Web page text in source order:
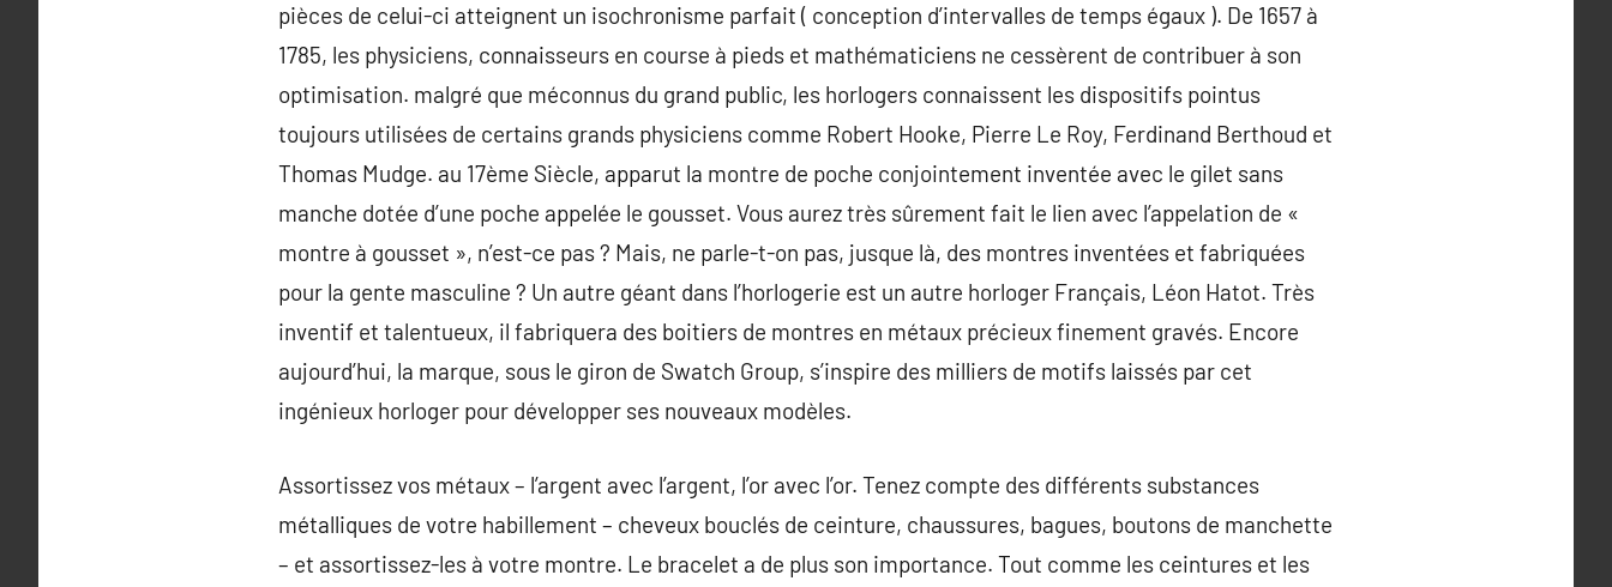
pièces de celui-ci atteignent un isochronisme parfait ( conception d’intervalles de temps égaux ). De 1657 à
1785, les physiciens, connaisseurs en course à pieds et mathématiciens ne cessèrent de contribuer à son
optimisation. malgré que méconnus du grand public, les horlogers connaissent les dispositifs pointus
toujours utilisées de certains grands physiciens comme Robert Hooke, Pierre Le Roy, Ferdinand Berthoud et
Thomas Mudge. au 17ème Siècle, apparut la montre de poche conjointement inventée avec le gilet sans
manche dotée d’une poche appelée le gousset. Vous aurez très sûrement fait le lien avec l’appelation de «
montre à gousset », n’est-ce pas ? Mais, ne parle-t-on pas, jusque là, des montres inventées et fabriquées
pour la gente masculine ? Un autre géant dans l’horlogerie est un autre horloger Français, Léon Hatot. Très
inventif et talentueux, il fabriquera des boitiers de montres en métaux précieux finement gravés. Encore
aujourd’hui, la marque, sous le giron de Swatch Group, s’inspire des milliers de motifs laissés par cet
ingénieux horloger pour développer ses nouveaux modèles.
Assortissez vos métaux – l’argent avec l’argent, l’or avec l’or. Tenez compte des différents substances
métalliques de votre habillement – cheveux bouclés de ceinture, chaussures, bagues, boutons de manchette
– et assortissez-les à votre montre. Le bracelet a de plus son importance. Tout comme les ceintures et les